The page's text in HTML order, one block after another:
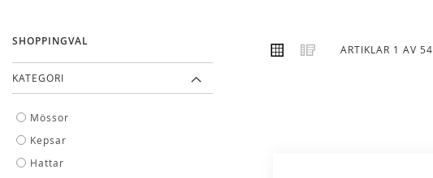
VISA
SOM
RutnätLista
ARTIKLAR 1 AV54
SHOPPINGVAL
KATEGORI
Mössor
Kepsar
Hattar